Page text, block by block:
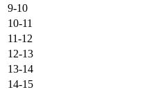
9-10
10-11
11-12
12-13
13-14
14-15